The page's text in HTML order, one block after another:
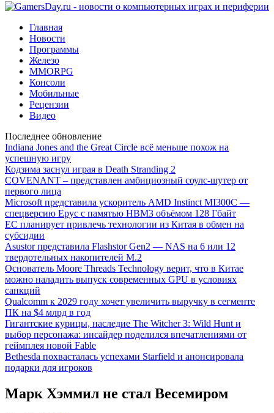
Главная
Новости
Программы
Железо
MMORPG
Консоли
Мобильные
Рецензии
Видео
Последнее обновление
Indiana Jones and the Great Circle всё меньше похож на
успешную игру
Кодзима заснул играя в Death Stranding 2
COVENANT – представлен амбициозный соулс-шутер от
первого лица
Microsoft представила ускоритель AMD Instinct MI300C —
спецверсию Epyc с памятью HBM3 объёмом 128 Гбайт
ЕС планирует привлечь технологии из Китая в обмен на
субсидии
Asustor представила Flashstor Gen2 — NAS на 6 или 12
твердотельных накопителей M.2
Основатель Moore Threads Technology верит, что в Китае
можно наладить выпуск современных GPU в условиях
санкций
Qualcomm к 2029 году хочет увеличить выручку в сегменте
ПК на $4 млрд в год
Гигантские курицы, наследие The Witcher 3: Wild Hunt и
выбор персонажа: инсайдер поделился впечатлениями от
геймплея новой Fable
Bethesda похвасталась успехами Starfield и анонсировала
подарки для игроков
Марк Хэммил не стал Весемиром